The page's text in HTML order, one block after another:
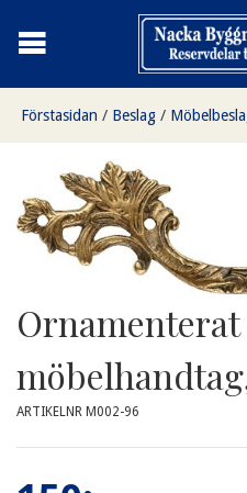
Förstasidan / Beslag /
Ornamenterat möbelhandtag,
Ornamenterat
ARTIKELNR M002-96